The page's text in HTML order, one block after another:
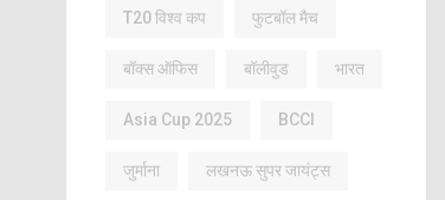
T20 विश्व कप फुटबॉल मैच
बॉक्स ऑफिस बॉलीवुड भारत
Asia Cup 2025 BCCI
जुर्माना लखनऊ सुपर जायंट्स